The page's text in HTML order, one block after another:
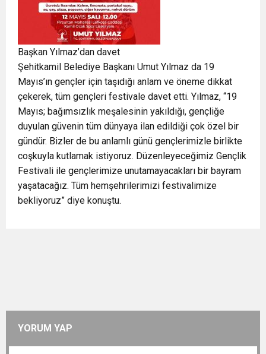
Başkan Yılmaz’dan davet
Şehitkamil Belediye Başkanı Umut Yılmaz da 19
Mayıs’ın gençler için taşıdığı anlam ve öneme dikkat
çekerek, tüm gençleri festivale davet etti. Yılmaz, “19
Mayıs; bağımsızlık meşalesinin yakıldığı, gençliğe
duyulan güvenin tüm dünyaya ilan edildiği çok özel bir
gündür. Bizler de bu anlamlı günü gençlerimizle birlikte
coşkuyla kutlamak istiyoruz. Düzenleyeceğimiz Gençlik
Festivali ile gençlerimize unutamayacakları bir bayram
yaşatacağız. Tüm hemşehrilerimizi festivalimize
bekliyoruz” diye konuştu.
YORUM YAP